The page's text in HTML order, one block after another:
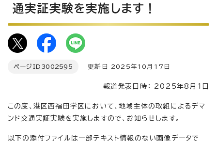
通実証実験を実施します！
ページID 3002595 更新日 2025年10月17日
報道発表日時： 2025年8月1日
この度、港区西福田学区において、地域主体の取組によるデマ
ンド交通実証実験を実施しますので、お知らせします。
以下の添付ファイルは一部テキスト情報のない画像データで